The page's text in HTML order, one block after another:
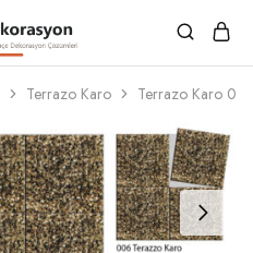
Terrazo Karo Terrazo Karo 06